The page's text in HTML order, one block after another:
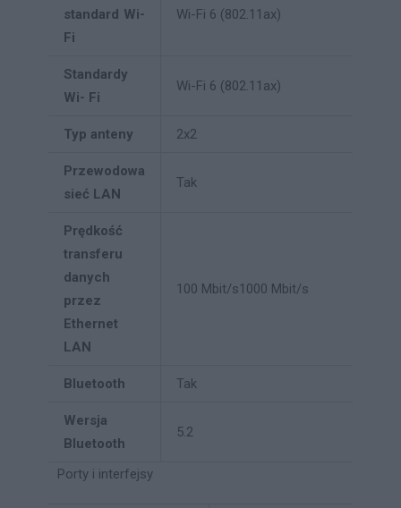
standard Wi-
Fi
Wi-Fi 6 (802.11ax)
Standardy
Wi- Fi
Wi-Fi 6 (802.11ax)
Typ anteny 2x2
Przewodowa
sieć LAN
Tak
Prędkość
transferu
danych
przez
Ethernet
LAN
100 Mbit/s1000 Mbit/s
Bluetooth Tak
Wersja
Bluetooth
5.2
Porty i interfejsy